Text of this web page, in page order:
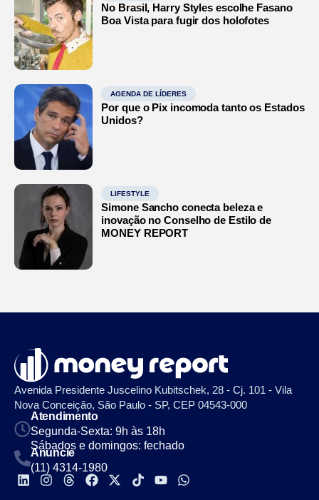
No Brasil, Harry Styles escolhe Fasano
Boa Vista para fugir dos holofotes
AGENDA DE LÍDERES
Por que o Pix incomoda tanto os Estados
Unidos?
LIFESTYLE
Simone Sancho conecta beleza e
inovação no Conselho de Estilo de
MONEY REPORT
Avenida Presidente Juscelino Kubitschek, 28 - Cj. 101 - Vila
Nova Conceição, São Paulo - SP, CEP 04543-000
Atendimento
Segunda-Sexta: 9h às 18h
Sábados e domingos: fechado
Anuncie
(11) 4314-1980